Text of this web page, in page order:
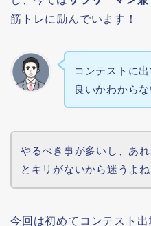
筋トレに励んでいます！
コンテストに
良いかわから
やるべき事が多いし、あ
とキリがないから迷うよね
今回は初めてコンテスト